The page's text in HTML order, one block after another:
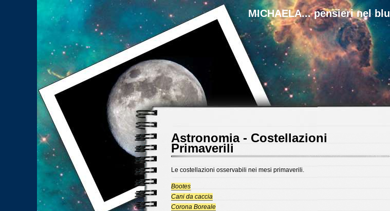
MICHAELA... pensieri nel blu
Astronomia - Costellazioni
Primaverili
Le costellazioni osservabili nei mesi primaverili.
Bootes
Cani da caccia
Corona Boreale